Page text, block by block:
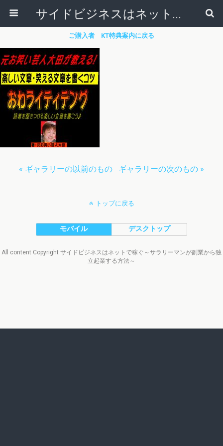
サイドビジネスはネットで稼ぐ～サラリーマンが副業から独立起業する方法～
ご購入者 KT特典案内に戻る
« ギャラリーの以前のもの ギャラリーの次のもの »
トップに戻る
モバイル デスクトップ
All content Copyright サイドビジネスはネットで稼ぐ～サラリーマンが副業から独
立起業する方法～